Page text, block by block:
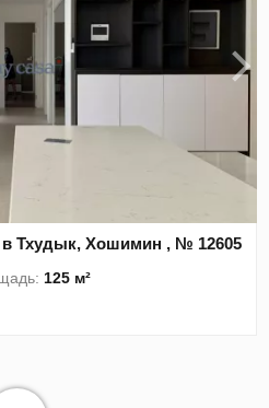
в Тхудык, Хошимин , № 12605
125 м²